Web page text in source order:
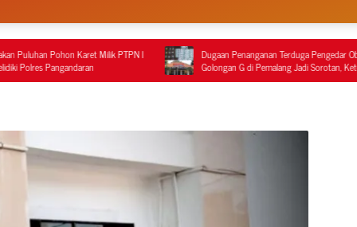
PTPN I
Dugaan Penanganan Terduga Pengedar Obat Keras
Golongan G di Pemalang Jadi Sorotan, Keterangan
Polisi Berbeda dengan Rekaman Video